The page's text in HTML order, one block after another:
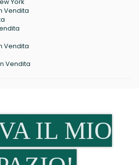
Vendita
Vendita
Vendita
IL MIO